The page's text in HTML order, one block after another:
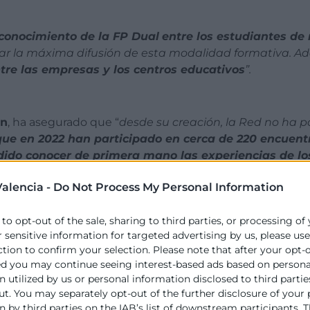
- Do Not Process My Personal Information
to opt-out of the sale, sharing to third parties, or processing of
sensitive information for targeted advertising by us, please
to confirm your selection. Please note that after your opt-
you may continue seeing interest-based ads based on
utilized by us or personal information disclosed to third
You may separately opt-out of the further disclosure of your
de la FP Dual entre los estudiantes de
la máxima difusión de esta modalidad formativa.
las empresas y los centros educativos”.
, ha asegurado que “desde su creación, la Red no ha
en 2022 han participado en cerca de 220
conocer de primera mano las experiencias de
clave no solo en la difusión de la FP Dual, sino
que se han creado en la sociedad”.
de Lidl España,ha explicado que “nos unimos
educativos de éxito como la FP Dual e
más de 400 alumnos han pasado por nuestros
adecuadas para formar parte de nuestra